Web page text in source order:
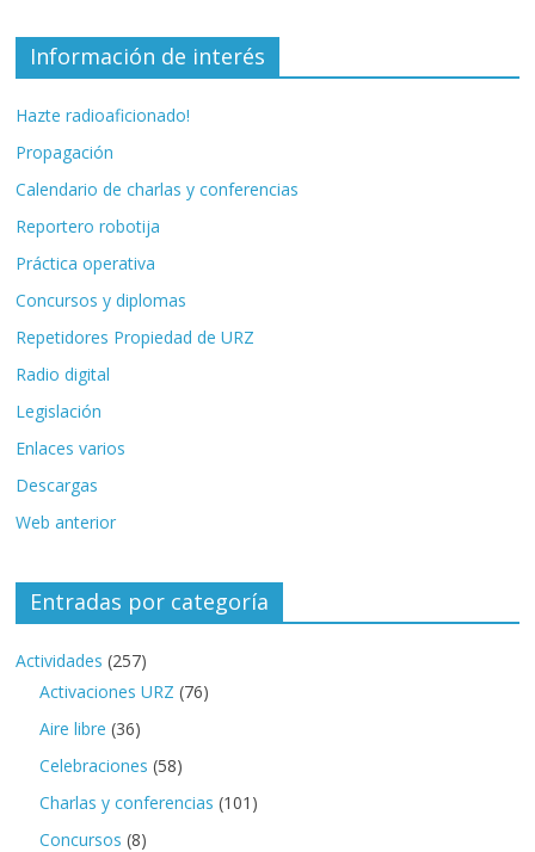
Información de interés
Hazte radioaficionado!
Propagación
Calendario de charlas y conferencias
Reportero robotija
Práctica operativa
Concursos y diplomas
Repetidores Propiedad de URZ
Radio digital
Legislación
Enlaces varios
Descargas
Web anterior
Entradas por categoría
Actividades (257)
Activaciones URZ (76)
Aire libre (36)
Celebraciones (58)
Charlas y conferencias (101)
Concursos (8)